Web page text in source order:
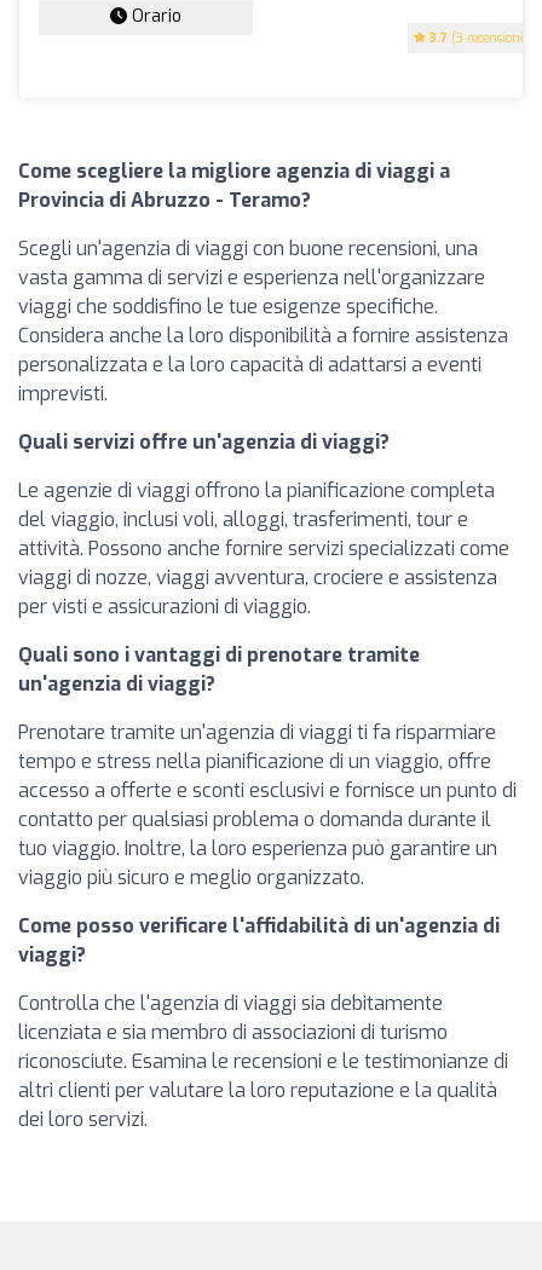
3.7 (3 recensioni)
Orario
Come scegliere la migliore agenzia di viaggi a
Provincia di Abruzzo - Teramo?
Scegli un'agenzia di viaggi con buone recensioni, una
vasta gamma di servizi e esperienza nell'organizzare
viaggi che soddisfino le tue esigenze specifiche.
Considera anche la loro disponibilità a fornire assistenza
personalizzata e la loro capacità di adattarsi a eventi
imprevisti.
Quali servizi offre un'agenzia di viaggi?
Le agenzie di viaggi offrono la pianificazione completa
del viaggio, inclusi voli, alloggi, trasferimenti, tour e
attività. Possono anche fornire servizi specializzati come
viaggi di nozze, viaggi avventura, crociere e assistenza
per visti e assicurazioni di viaggio.
Quali sono i vantaggi di prenotare tramite
un'agenzia di viaggi?
Prenotare tramite un'agenzia di viaggi ti fa risparmiare
tempo e stress nella pianificazione di un viaggio, offre
accesso a offerte e sconti esclusivi e fornisce un punto di
contatto per qualsiasi problema o domanda durante il
tuo viaggio. Inoltre, la loro esperienza può garantire un
viaggio più sicuro e meglio organizzato.
Come posso verificare l'affidabilità di un'agenzia di
viaggi?
Controlla che l'agenzia di viaggi sia debitamente
licenziata e sia membro di associazioni di turismo
riconosciute. Esamina le recensioni e le testimonianze di
altri clienti per valutare la loro reputazione e la qualità
dei loro servizi.